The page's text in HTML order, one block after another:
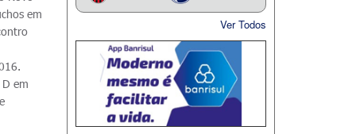
em
em
Ver Todos